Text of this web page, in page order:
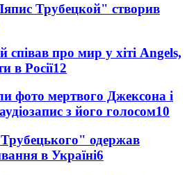
Трубецкой" створив
про мир у хіті Angels,
в Росії12
фото мертвого Джексона і
з його голосом10
одержав
в Україні6